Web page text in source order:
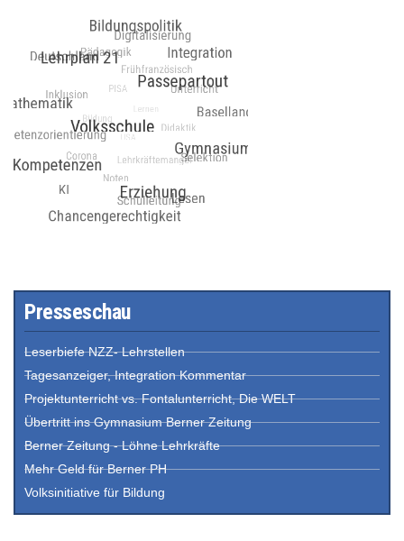
Presseschau
Leserbiefe NZZ- Lehrstellen
Tagesanzeiger, Integration Kommentar
Projektunterricht vs. Fontalunterricht, Die WELT
Übertritt ins Gymnasium Berner Zeitung
Berner Zeitung - Löhne Lehrkräfte
Mehr Geld für Berner PH
Volksinitiative für Bildung